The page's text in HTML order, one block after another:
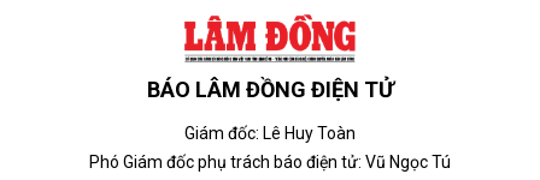
BÁO LÂM ĐỒNG ĐIỆN TỬ
Giám đốc: Lê Huy Toàn
Phó Giám đốc phụ trách báo điện tử: Vũ Ngọc Tú